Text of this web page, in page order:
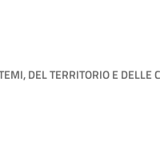
DEL TERRITORIO E DELLE